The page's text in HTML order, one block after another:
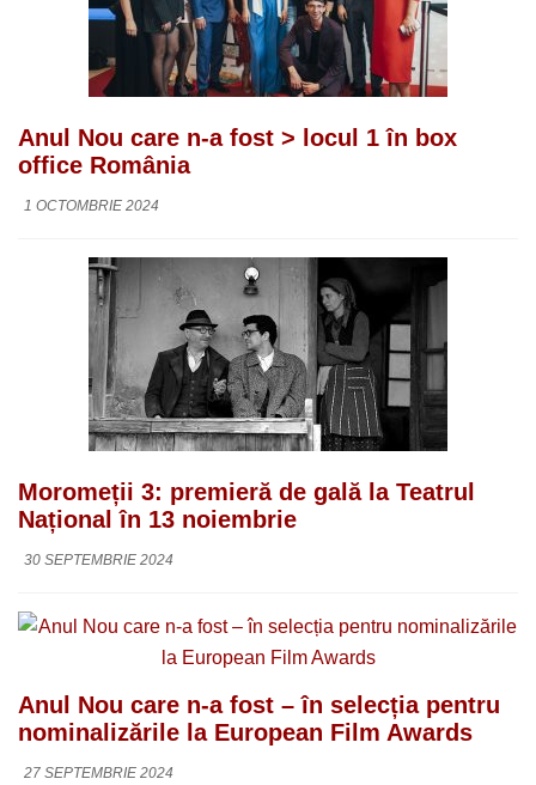
Anul Nou care n-a fost > locul 1 în box
office România
1 OCTOMBRIE 2024
Moromeții 3: premieră de gală la Teatrul
Național în 13 noiembrie
30 SEPTEMBRIE 2024
Anul Nou care n-a fost – în selecția pentru
nominalizările la European Film Awards
27 SEPTEMBRIE 2024